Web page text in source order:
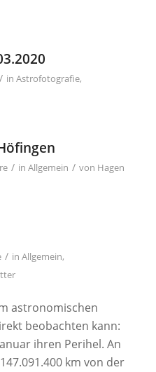
/ in Astrofotografie,
/ in Allgemein / von Hagen
/ in Allgemein,
astronomischen
beobachten kann:
ihren Perihel. An
km von der